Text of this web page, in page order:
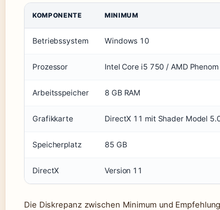
KOMPONENTE MINIMUM
Betriebssystem Windows 10
Prozessor Intel Core i5 750 / AMD Phenom
Arbeitsspeicher 8 GB RAM
Grafikkarte DirectX 11 mit Shader Model
Speicherplatz 85 GB
DirectX Version 11
Die Diskrepanz zwischen Minimum und